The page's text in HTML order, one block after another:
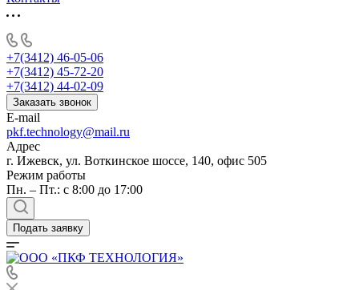
+7(3412) 46-05-06
+7(3412) 45-72-20
+7(3412) 44-02-09
Заказать звонок
E-mail
pkf.technology@mail.ru
Адрес
г. Ижевск, ул. Воткинское шоссе, 140, офис 505
Режим работы
Пн. – Пт.: с 8:00 до 17:00
Подать заявку